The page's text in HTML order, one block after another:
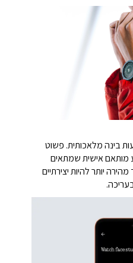
בינה מלאכותית. פשוט
מותאם אישית שמתאים
יותר להיות יצירתיים